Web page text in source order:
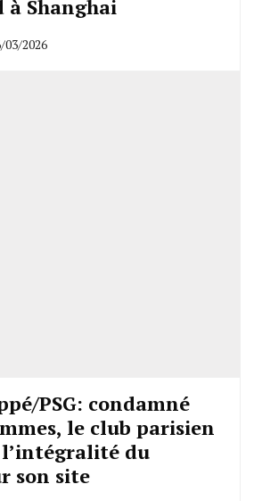
à Shanghai
03/2026
PSG: condamné
le club parisien
du
son site